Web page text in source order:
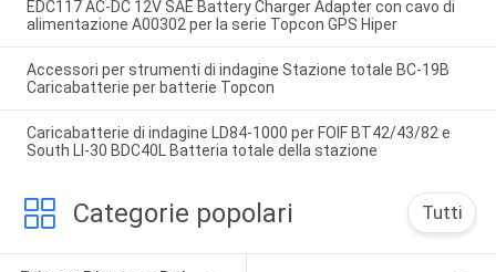
EDC117 AC-DC 12V SAE Battery Charger Adapter con cavo di
alimentazione A00302 per la serie Topcon GPS Hiper
Accessori per strumenti di indagine Stazione totale BC-19B
Caricabatterie per batterie Topcon
Caricabatterie di indagine LD84-1000 per FOIF BT42/43/82 e
South LI-30 BDC40L Batteria totale della stazione
Categorie popolari Tutti